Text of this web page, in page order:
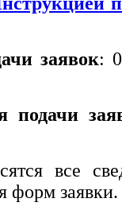
заявок:
подачи
все
форм заявки.